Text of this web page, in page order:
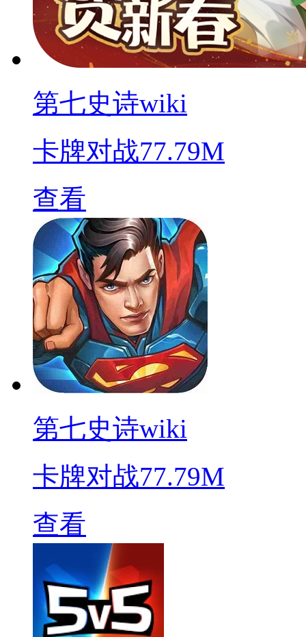
第七史诗wiki
卡牌对战77.79M
查看
第七史诗wiki
卡牌对战77.79M
查看